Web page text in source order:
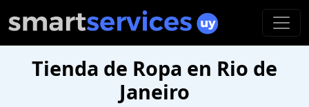
Tienda de Ropa en Rio de
Janeiro